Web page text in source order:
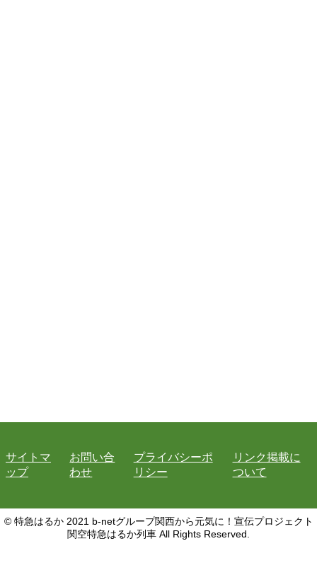
サイトマ
ップ
お問い合
わせ
プライバシーポ
リシー
リンク掲載に
ついて
© 特急はるか 2021 b-netグループ関西から元気に！宣伝プロジェクト
関空特急はるか列車 All Rights Reserved.